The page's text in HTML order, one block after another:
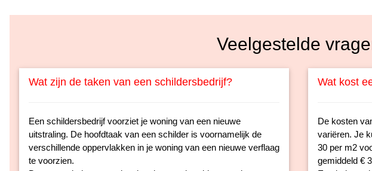
Veelgestelde
Wat zijn de taken van een schildersbedrijf?
Een schildersbedrijf voorziet je woning van een nieuwe
uitstraling. De hoofdtaak van een schilder is voornamelijk de
verschillende oppervlakken in je woning van een nieuwe verflaag
te voorzien.
Wat kost
De kosten
variëren. Je
30 per m2
gemiddeld €